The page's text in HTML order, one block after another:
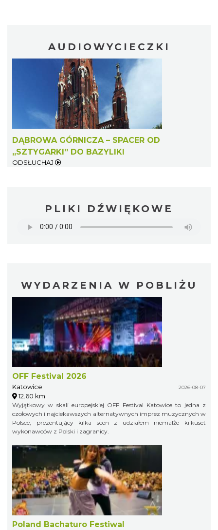
AUDIOWYCIECZKI
DĄBROWA GÓRNICZA – SPACER OD
„SZTYGARKI” DO BAZYLIKI
ODSŁUCHAJ
PLIKI DŹWIĘKOWE
WYDARZENIA W POBLIŻU
OFF Festival 2026
Katowice 2026-08-07
12.60 km
Wyjątkowy w skali europejskiej OFF Festival Katowice to jedna z
czołowych i najciekawszych alternatywnych imprez muzycznych w
Polsce, prezentujący kilka scen z udziałem niemalże kilkuset
wykonawców z Polski i zagranicy.
Poland Bachaturo Festiwal